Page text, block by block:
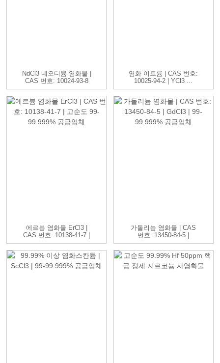
NdCl3 네오디뮴 염화물 |
CAS 번호: 10024-93-8
...
염화 이트륨 | CAS 번호:
10025-94-2 | YCl3 ...
에르븀 염화물 ErCl3 |
CAS 번호: 10138-41-7 |
H...
가돌리늄 염화물 | CAS
번호: 13450-84-5 |
GdC...